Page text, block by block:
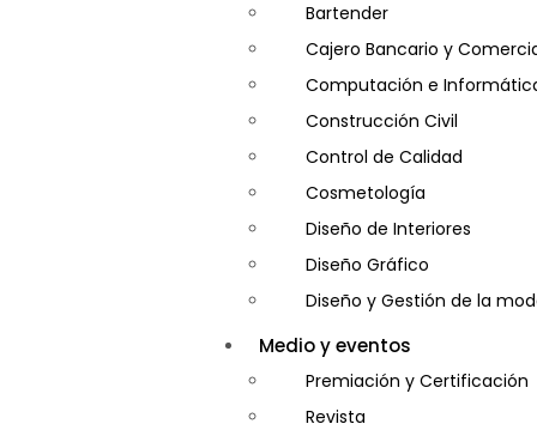
Bartender
Cajero Bancario y
Computación e
Construcción Civil
Control de Calidad
Cosmetología
Diseño de Interiores
Diseño Gráfico
Diseño y Gestión de la
Entrenador Personal y
Gastronomía
Gestor de Crédito y
Medio y eventos
Premiación y Certificación
Revista